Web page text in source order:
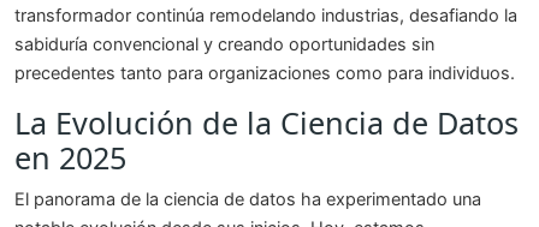
transformador continúa remodelando industrias, desafiando la
sabiduría convencional y creando oportunidades sin
precedentes tanto para organizaciones como para individuos.
La Evolución de la Ciencia de Datos
en 2025
El panorama de la ciencia de datos ha experimentado una